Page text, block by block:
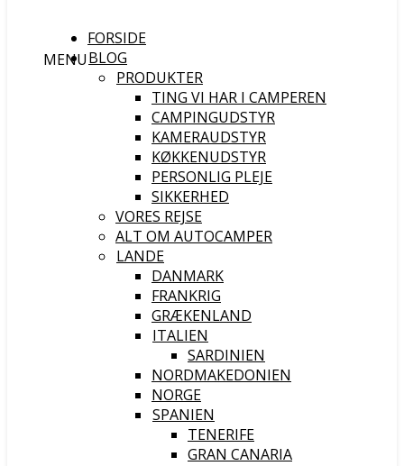
MENU
FORSIDE
BLOG
PRODUKTER
TING VI HAR I CAMPEREN
CAMPINGUDSTYR
KAMERAUDSTYR
KØKKENUDSTYR
PERSONLIG PLEJE
SIKKERHED
VORES REJSE
ALT OM AUTOCAMPER
LANDE
DANMARK
FRANKRIG
GRÆKENLAND
ITALIEN
SARDINIEN
NORDMAKEDONIEN
NORGE
SPANIEN
TENERIFE
GRAN CANARIA